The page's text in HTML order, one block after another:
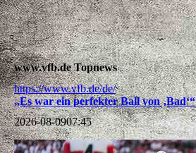
www.vfb.de Topnews
https://www.vfb.de/de/
„Es war ein perfekter Ball von ‚Bad‘“
2026-08-0907:45